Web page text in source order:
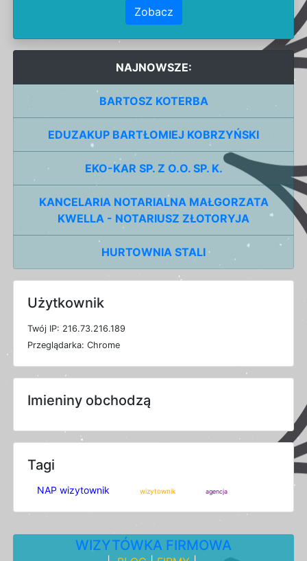
Zobacz
NAJNOWSZE:
BARTOSZ KOTERBA
EDUZAKUP BARTŁOMIEJ KOBRZYŃSKI
EKO-KAR SP. Z O.O. SP. K.
KANCELARIA NOTARIALNA MAŁGORZATA
KWELLA - NOTARIUSZ ZŁOTORYJA
HURTOWNIA STALI
Użytkownik
Twój IP: 216.73.216.189
Przeglądarka: Chrome
Imieniny obchodzą
Tagi
NAP wizytownik wizytownik agencja
WIZYTÓWKA FIRMOWA